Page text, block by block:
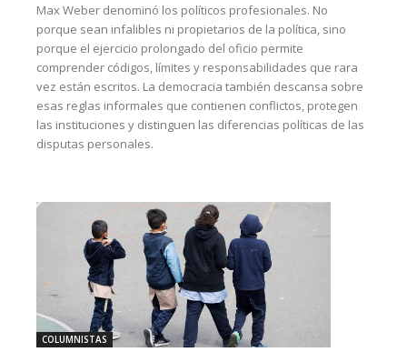
Max Weber denominó los políticos profesionales. No
porque sean infalibles ni propietarios de la política, sino
porque el ejercicio prolongado del oficio permite
comprender códigos, límites y responsabilidades que rara
vez están escritos. La democracia también descansa sobre
esas reglas informales que contienen conflictos, protegen
las instituciones y distinguen las diferencias políticas de las
disputas personales.
COLUMNISTAS